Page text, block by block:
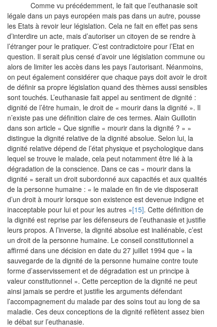
Comme vu précédemment, le fait que l’euthanasie soit
légale dans un pays européen mais pas dans un autre, pousse
les Etats à revoir leur législation. Cela ne fait en effet pas sens
d’interdire un acte, mais d’autoriser un citoyen de se rendre à
l’étranger pour le pratiquer. C’est contradictoire pour l’Etat en
question. Il serait plus censé d’avoir une législation commune ou
alors de limiter les accès dans les pays l’autorisant. Néanmoins,
on peut également considérer que chaque pays doit avoir le droit
de définir sa propre législation quand des thèmes aussi sensibles
sont touchés. L’euthanasie fait appel au sentiment de dignité :
dignité de l’être humain, le droit de « mourir dans la dignité ». Il
n’existe pas une définition claire de ces termes. Alain Guillotin
dans son article « Que signifie « mourir dans la dignité ? » »
distingue la dignité relative de la dignité absolue. Selon lui, la
dignité relative dépend de l’état physique et psychologique dans
lequel se trouve le malade, cela peut notamment être lié à la
dégradation de la conscience. Dans ce cas « mourir dans la
dignité » serait un droit subordonné aux capacités et aux qualités
de la personne humaine : « le malade en fin de vie disposerait
d’un droit à mourir lorsque son existence est devenue indigne et
inacceptable pour lui et pour les autres »[15]. Cette définition de
la dignité est reprise par les défenseurs de l’euthanasie et justifie
leurs propos. A l’inverse, la dignité absolue est inaliénable, c’est
un droit de la personne humaine. Le conseil constitutionnel a
affirmé dans une décision en date du 27 juillet 1994 que « la
sauvegarde de la dignité de la personne humaine contre toute
forme d’asservissement et de dégradation est un principe à
valeur constitutionnel ». Cette perception de la dignité ne peut
ainsi jamais se perdre et justifie les arguments défendant
l’accompagnement du malade par des soins tout au long de sa
maladie. Ces deux conceptions de la dignité reflètent assez bien
le débat sur l’euthanasie.